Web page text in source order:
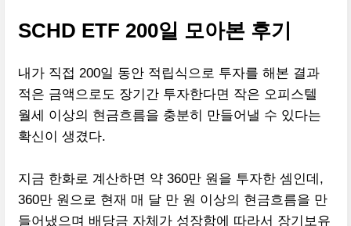
SCHD ETF 200일 모아본 후기
내가 직접 200일 동안 적립식으로 투자를 해본 결과
적은 금액으로도 장기간 투자한다면 작은 오피스텔
월세 이상의 현금흐름을 충분히 만들어낼 수 있다는
확신이 생겼다.
지금 한화로 계산하면 약 360만 원을 투자한 셈인데,
360만 원으로 현재 매 달 만 원 이상의 현금흐름을 만
들어냈으며 배당금 자체가 성장함에 따라서 장기보유